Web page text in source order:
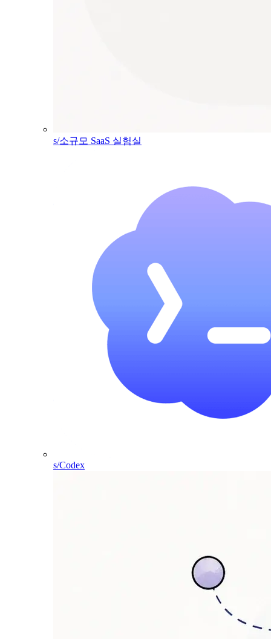
s/소규모 SaaS 실험실
s/Codex